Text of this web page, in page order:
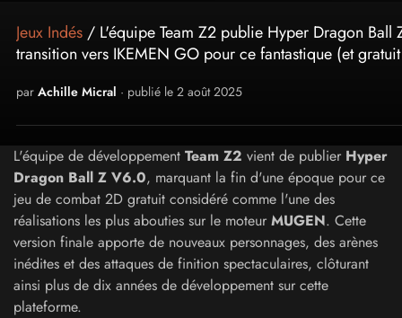
Jeux Indés / L'équipe Team Z2 publie Hyper Dragon
transition vers IKEMEN GO pour ce fantastique (et
par Achille Micral · publié le 2 août 2025
L'équipe de développement Team Z2 vient de publier Hyper
Dragon Ball Z V6.0, marquant la fin d'une époque pour ce
jeu de combat 2D gratuit considéré comme l'une des
réalisations les plus abouties sur le moteur MUGEN. Cette
version finale apporte de nouveaux personnages, des arènes
inédites et des attaques de finition spectaculaires, clôturant
ainsi plus de dix années de développement sur cette
plateforme.